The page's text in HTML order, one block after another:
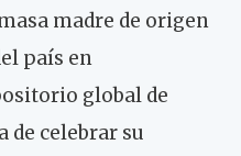
madre de origen
país en
global de
de celebrar su